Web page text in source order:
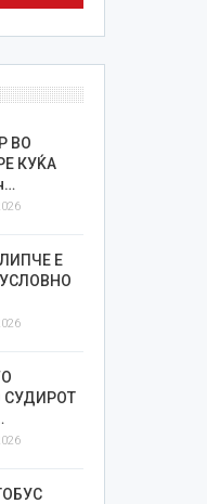
ВО
КУЌА
Е
СУДИРОТ